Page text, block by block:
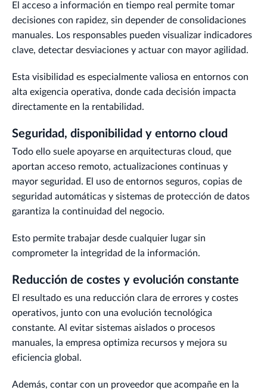
El acceso a información en tiempo real permite tomar
decisiones con rapidez, sin depender de consolidaciones
manuales. Los responsables pueden visualizar indicadores
clave, detectar desviaciones y actuar con mayor agilidad.
Esta visibilidad es especialmente valiosa en entornos con
alta exigencia operativa, donde cada decisión impacta
directamente en la rentabilidad.
Seguridad, disponibilidad y entorno cloud
Todo ello suele apoyarse en arquitecturas cloud, que
aportan acceso remoto, actualizaciones continuas y
mayor seguridad. El uso de entornos seguros, copias de
seguridad automáticas y sistemas de protección de datos
garantiza la continuidad del negocio.
Esto permite trabajar desde cualquier lugar sin
comprometer la integridad de la información.
Reducción de costes y evolución constante
El resultado es una reducción clara de errores y costes
operativos, junto con una evolución tecnológica
constante. Al evitar sistemas aislados o procesos
manuales, la empresa optimiza recursos y mejora su
eficiencia global.
Además, contar con un proveedor que acompañe en la